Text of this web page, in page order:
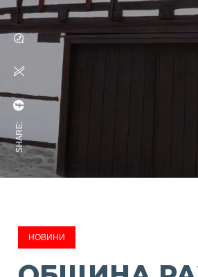
SHARE:
НОВИНИ